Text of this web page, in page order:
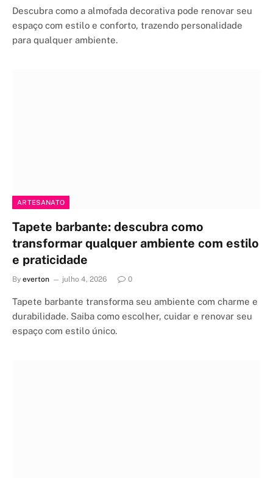
Descubra como a almofada decorativa pode renovar seu
espaço com estilo e conforto, trazendo personalidade
para qualquer ambiente.
ARTESANATO
Tapete barbante: descubra como
transformar qualquer ambiente com estilo
e praticidade
By everton julho 4, 2026 0
Tapete barbante transforma seu ambiente com charme e
durabilidade. Saiba como escolher, cuidar e renovar seu
espaço com estilo único.